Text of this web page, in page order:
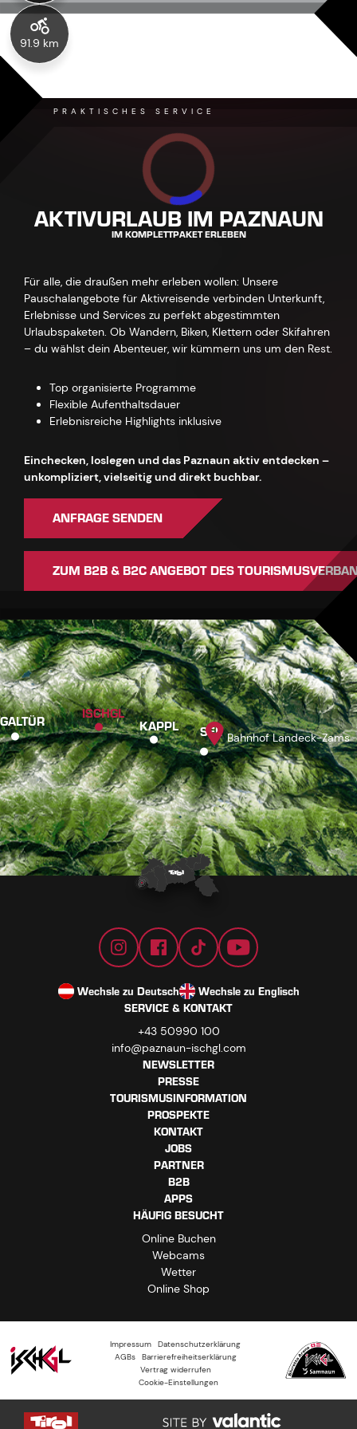
91.9 km
PRAKTISCHES SERVICE
AKTIVURLAUB IM PAZNAUN
IM KOMPLETTPAKET ERLEBEN
Für alle, die draußen mehr erleben wollen: Unsere
Pauschalangebote für Aktivreisende verbinden Unterkunft,
Erlebnisse und Services zu perfekt abgestimmten
Urlaubspaketen. Ob Wandern, Biken, Klettern oder Skifahren
– du wählst dein Abenteuer, wir kümmern uns um den Rest.
Top organisierte Programme
Flexible Aufenthaltsdauer
Erlebnisreiche Highlights inklusive
Einchecken, loslegen und das Paznaun aktiv entdecken –
unkompliziert, vielseitig und direkt buchbar.
ANFRAGE SENDEN
ZUM B2B & B2C ANGEBOT DES
GALTÜR ISCHGL
KAPPL SEE Bahnhof Landeck-Zams
Wechsle zu Deutsch
Wechsle zu Englisch
SERVICE & KONTAKT
+43 50990 100
info@paznaun-ischgl.com
NEWSLETTER
PRESSE
TOURISMUSINFORMATION
PROSPEKTE
KONTAKT
JOBS
PARTNER
B2B
APPS
HÄUFIG BESUCHT
Online Buchen
Webcams
Wetter
Online Shop
Impressum
Datenschutzerklärung
AGBs
Barrierefreiheitserklärung
Vertrag widerrufen
Cookie-Einstellungen